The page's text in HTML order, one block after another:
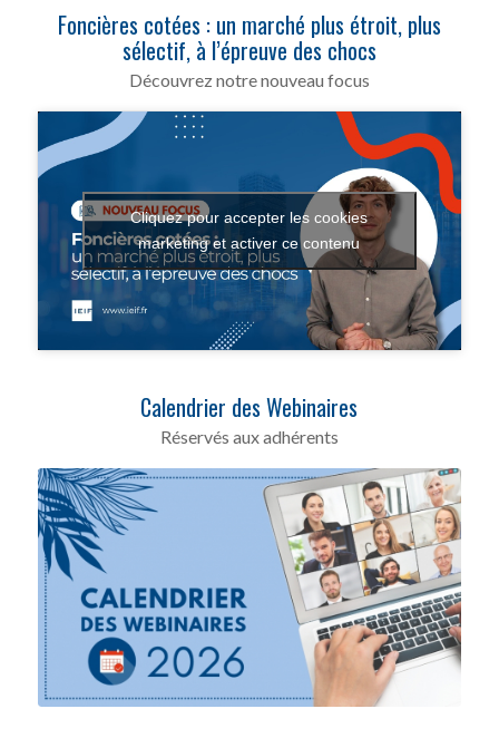
Foncières cotées : un marché plus étroit, plus
sélectif, à l’épreuve des chocs
Découvrez notre nouveau focus
Cliquez pour accepter les cookies
marketing et activer ce contenu
Calendrier des Webinaires
Réservés aux adhérents
Cliquez pour voir le calendrier